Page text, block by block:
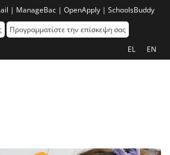
| ManageBac | OpenApply | SchoolsBuddy
Προγραμματίστε την επίσκεψη σας
EL
EN